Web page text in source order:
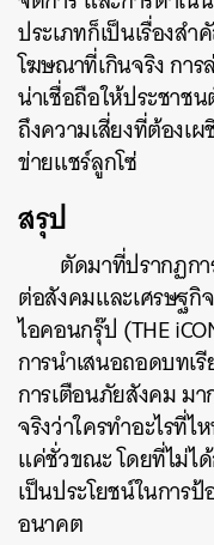
ประเภทก็เป็นเรื่องส
โฆษณาที่เกินจริง กา
น่าเชื่อถือให้ประชาช
ถึงความเสี่ยงที่ต้องเ
ข่ายแชร์ลูกโซ่
สรุป
ตัดมาที่ปรากฏก
ต่อสังคมและเศรษฐกิ
ไอคอนกรุ๊ป (THE
การนำเสนอถอดบทเ
การเตือนภัยสังคม มา
จริงว่าใครทำอะไรที่
แค่ชั่วขณะ โดยที่ไม่ไ
เป็นประโยชน์ในการ
อนาคต